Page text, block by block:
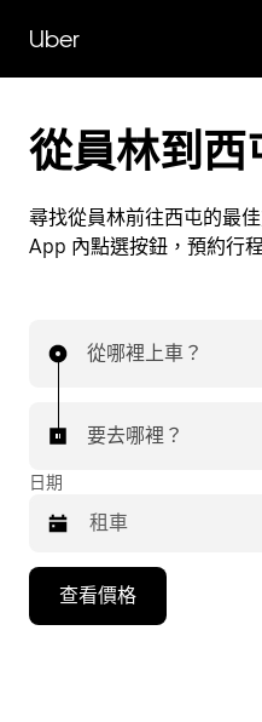
Uber
從員林到西
尋找從員林前往西屯的最
App 內點選按鈕，預約行
從哪裡上車？
要去哪裡？
日期
向
查看價格